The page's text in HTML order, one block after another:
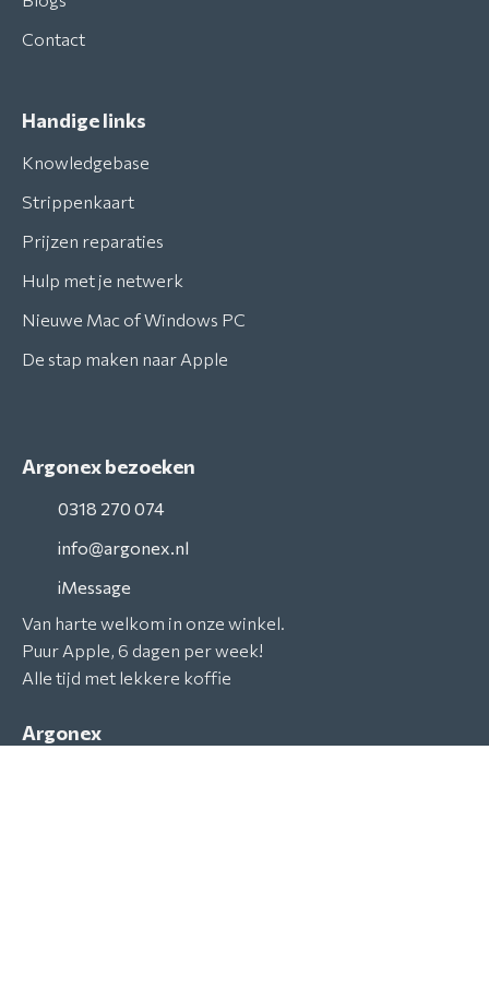
Contact
Handige links
Knowledgebase
Strippenkaart
Prijzen reparaties
Hulp met je netwerk
Nieuwe Mac of Windows PC
De stap maken naar Apple
Argonex bezoeken
0318 270 074
info@argonex.nl
iMessage
Van harte welkom in onze winkel.
Puur Apple, 6 dagen per week!
Alle tijd met lekkere koffie
Argonex